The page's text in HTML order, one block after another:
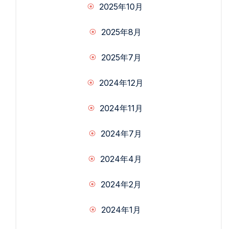
2025年10月
2025年8月
2025年7月
2024年12月
2024年11月
2024年7月
2024年4月
2024年2月
2024年1月